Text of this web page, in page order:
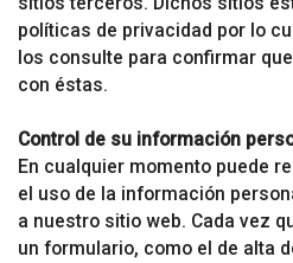
políticas de privacidad por lo
los consulte para confirmar
con éstas.
Control de su información
En cualquier momento puede
el uso de la información
a nuestro sitio web. Cada vez
un formulario, como el de alta